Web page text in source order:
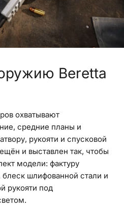
Beretta
охватывают
средние планы и
рукояти и спусковой
и выставлен так, чтобы
модели: фактуру
шлифованной стали и
рукояти под